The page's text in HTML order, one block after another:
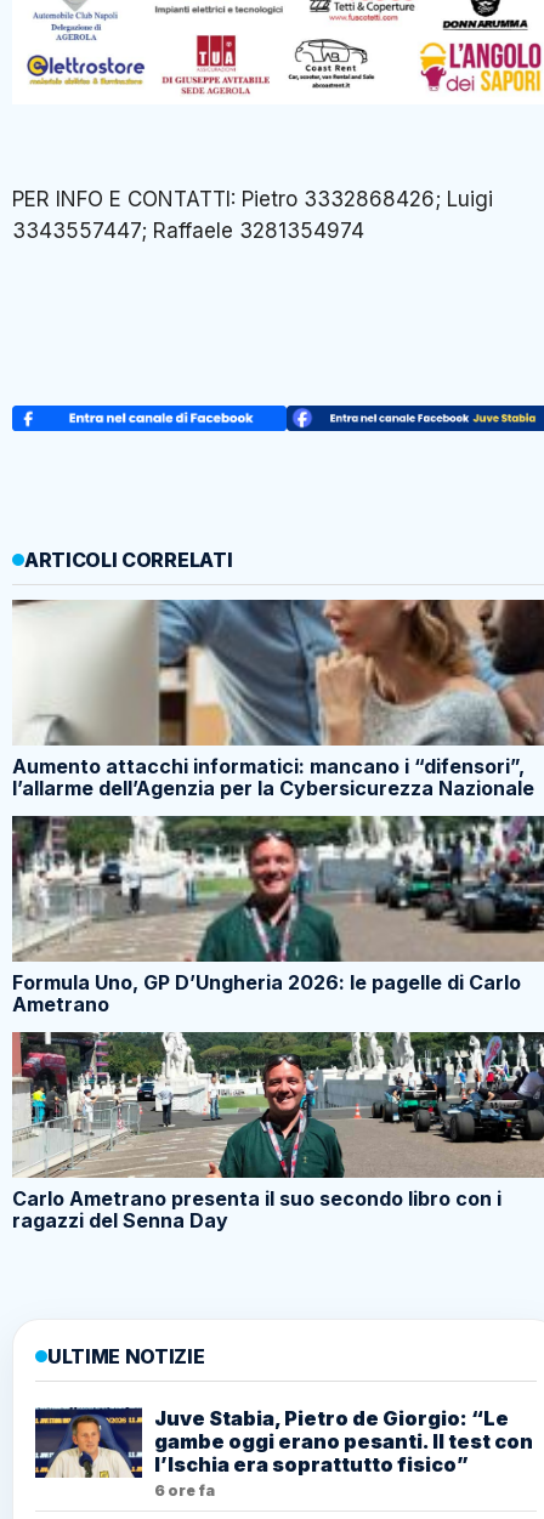
PER INFO E CONTATTI: Pietro 3332868426; Luigi
3343557447; Raffaele 3281354974
ARTICOLI CORRELATI
Aumento attacchi informatici: mancano i “difensori”,
l’allarme dell’Agenzia per la Cybersicurezza Nazionale
Formula Uno, GP D’Ungheria 2026: le pagelle di Carlo
Ametrano
Carlo Ametrano presenta il suo secondo libro con i
ragazzi del Senna Day
ULTIME NOTIZIE
Juve Stabia, Pietro de Giorgio: “Le
gambe oggi erano pesanti. Il test con
l’Ischia era soprattutto fisico”
6 ore fa